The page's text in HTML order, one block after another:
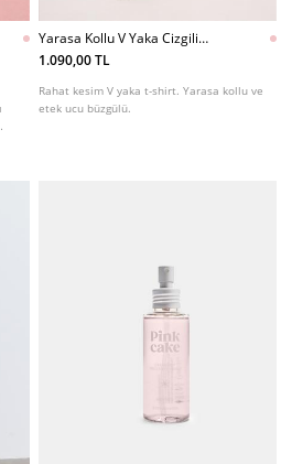
Yarasa Kollu V Yaka Cizgili
Tshirt
1.090,00 TL
Rahat kesim V yaka t-shirt. Yarasa kollu ve
etek ucu büzgülü.